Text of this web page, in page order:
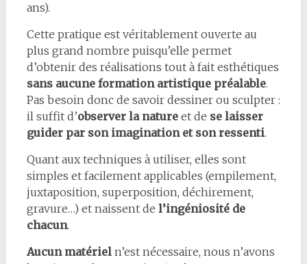
ans).
Cette pratique est véritablement ouverte au
plus grand nombre puisqu’elle permet
d’obtenir des réalisations tout à fait esthétiques
sans aucune formation artistique préalable.
Pas besoin donc de savoir dessiner ou sculpter :
il suffit d’observer la natureet de se laisser
guider par son imagination et son ressenti.
Quant aux techniques à utiliser, elles sont
simples et facilement applicables (empilement,
juxtaposition, superposition, déchirement,
gravure…) et naissent de l’ingéniosité de
chacun.
Aucun matérieln’est nécessaire, nous n’avons